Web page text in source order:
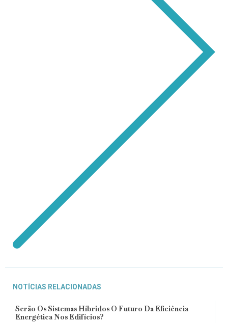
NOTÍCIAS RELACIONADAS
Serão Os Sistemas Híbridos O Futuro Da Eficiência
Energética Nos Edifícios?